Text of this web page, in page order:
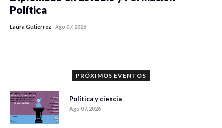
Política
Laura Gutiérrez -Ago 07, 2026
PRÓXIMOS EVENTOS
Política y ciencia
Ago 07, 2026